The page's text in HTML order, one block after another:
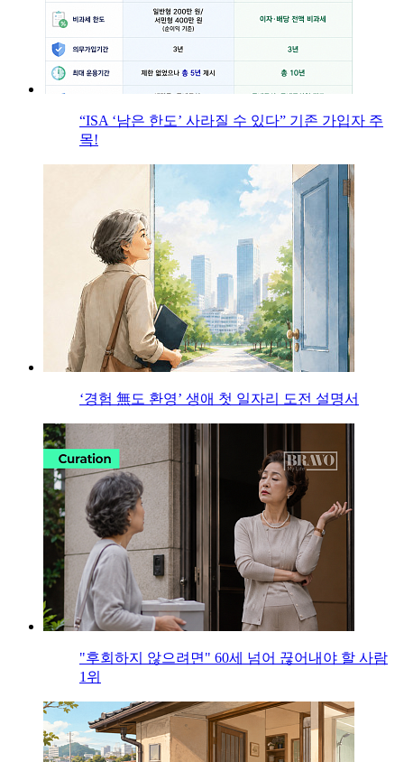
“ISA ‘남은 한도’ 사라질 수 있다” 기존 가입자 주
목!
‘경험 無도 환영’ 생애 첫 일자리 도전 설명서
"후회하지 않으려면" 60세 넘어 끊어내야 할 사람
1위